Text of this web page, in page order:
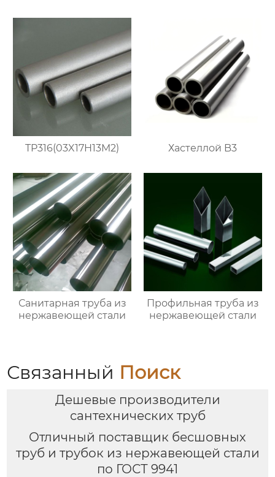
TP316(03X17H13M2) Хастеллой B3
Санитарная труба из
нержавеющей стали
Профильная труба из
нержавеющей стали
Связанный Поиск
Дешевые производители
сантехнических труб
Отличный поставщик бесшовных
труб и трубок из нержавеющей стали
по ГОСТ 9941